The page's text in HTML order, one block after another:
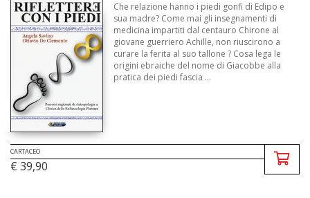
Che relazione hanno i piedi gonfi di Edipo e
sua madre? Come mai gli insegnamenti di
medicina impartiti dal centauro Chirone al
giovane guerriero Achille, non riuscirono a
curare la ferita al suo tallone ? Cosa lega le
origini ebraiche del nome di Giacobbe alla
pratica dei piedi fascia ...
CARTACEO
€ 39,90